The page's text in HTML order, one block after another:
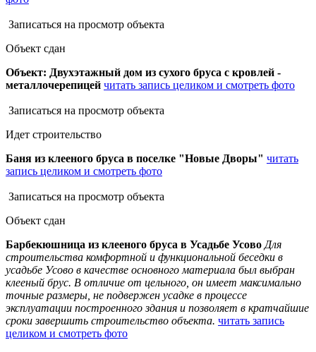
Записаться на просмотр объекта
Объект сдан
Объект: Двухэтажный дом из сухого бруса с кровлей -
металлочерепицей читать запись целиком и смотреть фото
Записаться на просмотр объекта
Идет строительство
Баня из клееного бруса в поселке "Новые Дворы" читать
запись целиком и смотреть фото
Записаться на просмотр объекта
Объект сдан
Барбекюшница из клееного бруса в Усадьбе Усово Для
строительства комфортной и функциональной беседки в
усадьбе Усово в качестве основного материала был выбран
клееный брус. В отличие от цельного, он имеет максимально
точные размеры, не подвержен усадке в процессе
эксплуатации построенного здания и позволяет в кратчайшие
сроки завершить строительство объекта. читать запись
целиком и смотреть фото